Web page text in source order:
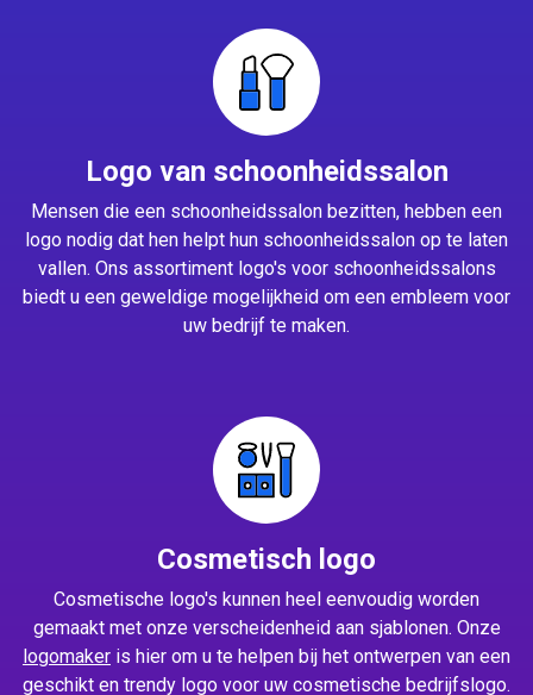
Logo van schoonheidssalon
Mensen die een schoonheidssalon bezitten, hebben een
logo nodig dat hen helpt hun schoonheidssalon op te laten
vallen. Ons assortiment logo's voor schoonheidssalons
biedt u een geweldige mogelijkheid om een embleem voor
uw bedrijf te maken.
Cosmetisch logo
Cosmetische logo's kunnen heel eenvoudig worden
gemaakt met onze verscheidenheid aan sjablonen. Onze
logomaker is hier om u te helpen bij het ontwerpen van een
geschikt en trendy logo voor uw cosmetische bedrijfslogo.